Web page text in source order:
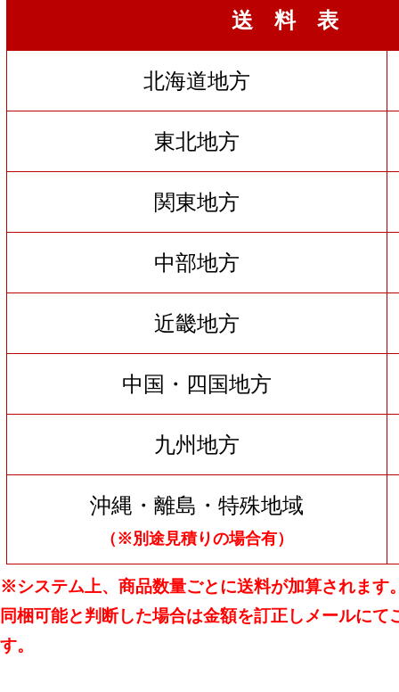
送 料 表
北海道地方
東北地方
関東地方
中部地方
近畿地方
中国・四国地方
九州地方
沖縄・離島・特殊地域
（※別途見積りの場合有）
※システム上、商品数量ごとに送料が加算されます
同梱可能と判断した場合は金額を訂正しメールにて
す。